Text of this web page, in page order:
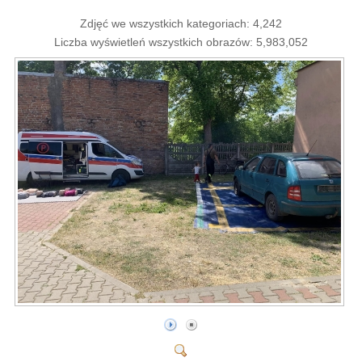
Zdjęć we wszystkich kategoriach: 4,242
Liczba wyświetleń wszystkich obrazów: 5,983,052